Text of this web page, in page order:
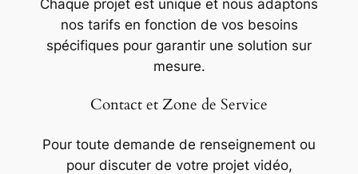
Chaque projet est unique et nous adaptons
nos tarifs en fonction de vos besoins
spécifiques pour garantir une solution sur
mesure.
Contact et Zone de Service
Pour toute demande de renseignement ou
pour discuter de votre projet vidéo,